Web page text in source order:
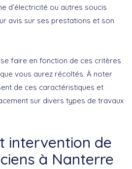
d’électricité ou autres soucis
avis sur ses prestations et son
faire en fonction de ces critères
vous aurez récoltés. À noter
de ces caractéristiques et
sur divers types de travaux
intervention de
à Nanterre